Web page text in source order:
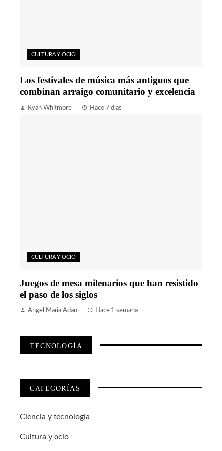
CULTURA Y OCIO
Los festivales de música más antiguos que
combinan arraigo comunitario y excelencia
Ryan Whitmore Hace 7 días
CULTURA Y OCIO
Juegos de mesa milenarios que han resistido
el paso de los siglos
Angel Maria Adan Hace 1 semana
TECNOLOGÍA
CATEGORÍAS
Ciencia y tecnología
Cultura y ocio